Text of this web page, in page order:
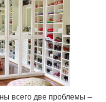
всего две проблемы –